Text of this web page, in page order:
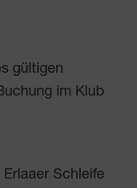
gültigen
im Klub
Schleife